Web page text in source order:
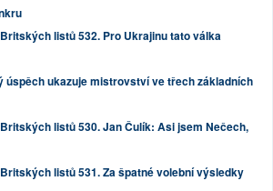
listů 532. Pro Ukrajinu tato válka
úspěch ukazuje mistrovství ve třech základních
listů 530. Jan Čulík: Asi jsem Nečech,
listů 531. Za špatné volební výsledky